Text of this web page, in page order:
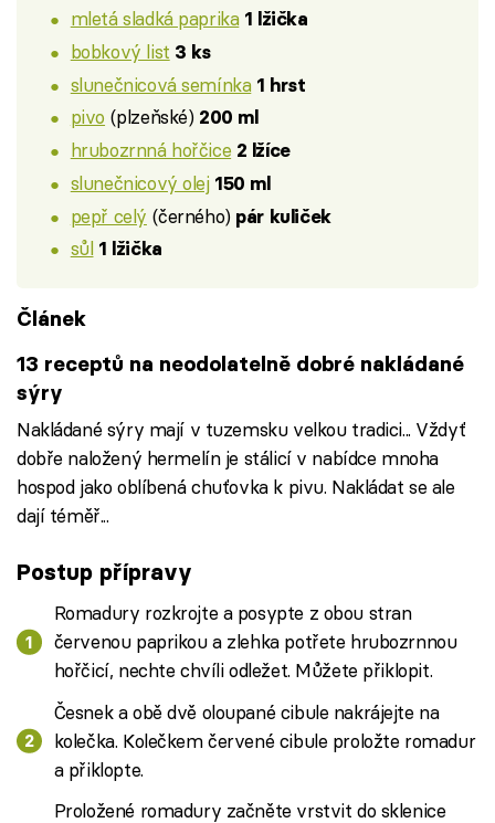
mletá sladká paprika 1 lžička
bobkový list 3 ks
slunečnicová semínka 1 hrst
pivo (plzeňské) 200 ml
hrubozrnná hořčice 2 lžíce
slunečnicový olej 150 ml
pepř celý (černého) pár kuliček
sůl 1 lžička
Článek
13 receptů na neodolatelně dobré nakládané
sýry
Nakládané sýry mají v tuzemsku velkou tradici... Vždyť
dobře naložený hermelín je stálicí v nabídce mnoha
hospod jako oblíbená chuťovka k pivu. Nakládat se ale
dají téměř...
Postup přípravy
Romadury rozkrojte a posypte z obou stran
červenou paprikou a zlehka potřete hrubozrnnou
hořčicí, nechte chvíli odležet. Můžete přiklopit.
Česnek a obě dvě oloupané cibule nakrájejte na
kolečka. Kolečkem červené cibule proložte romadur
a přiklopte.
Proložené romadury začněte vrstvit do sklenice